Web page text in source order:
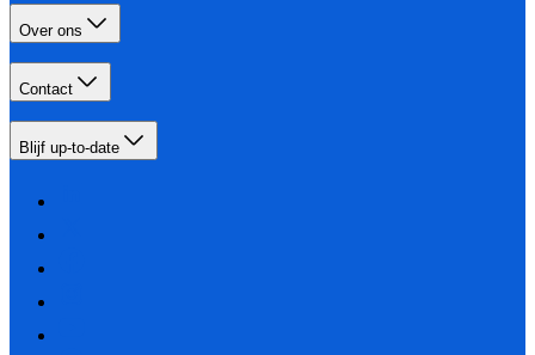
Over ons
Contact
Blijf up-to-date